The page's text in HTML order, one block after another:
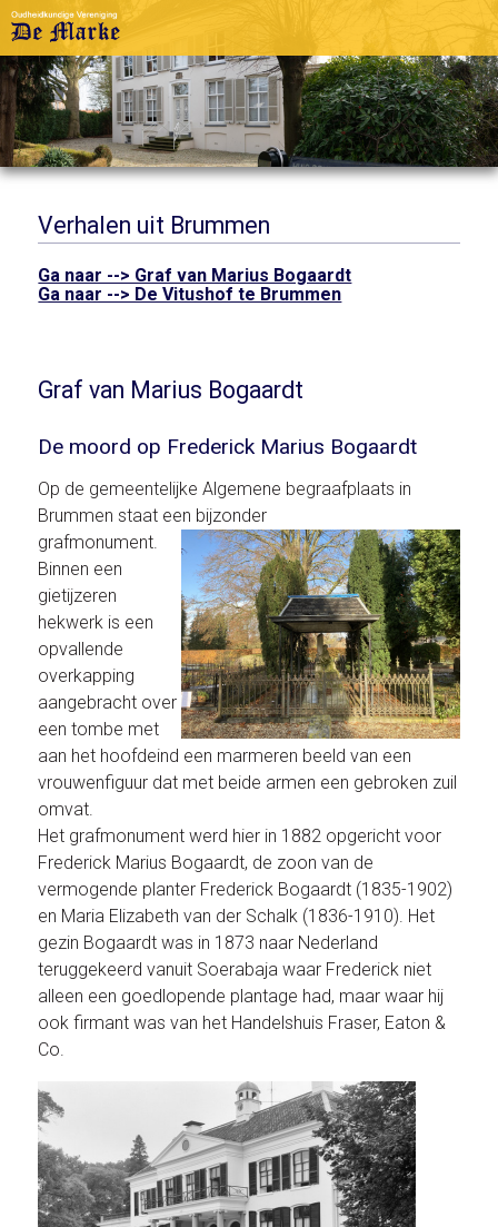
Verhalen uit Brummen
Ga naar --> Graf van Marius Bogaardt
Ga naar --> De Vitushof te Brummen
Graf van Marius Bogaardt
De moord op Frederick Marius Bogaardt
Op de gemeentelijke Algemene begraafplaats in
Brummen staat een bijzonder
grafmonument.
Binnen een
gietijzeren
hekwerk is een
opvallende
overkapping
aangebracht over
een tombe met
aan het hoofdeind een marmeren beeld van een
vrouwenfiguur dat met beide armen een gebroken zuil
omvat.
Het grafmonument werd hier in 1882 opgericht voor
Frederick Marius Bogaardt, de zoon van de
vermogende planter Frederick Bogaardt (1835-1902)
en Maria Elizabeth van der Schalk (1836-1910). Het
gezin Bogaardt was in 1873 naar Nederland
teruggekeerd vanuit Soerabaja waar Frederick niet
alleen een goedlopende plantage had, maar waar hij
ook firmant was van het Handelshuis Fraser, Eaton &
Co.